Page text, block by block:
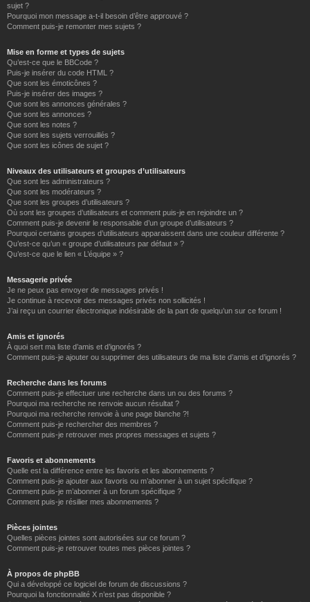
sujet ?
Pourquoi mon message a-t-il besoin d’être approuvé ?
Comment puis-je remonter mes sujets ?
Mise en forme et types de sujets
Qu’est-ce que le BBCode ?
Puis-je insérer du code HTML ?
Que sont les émoticônes ?
Puis-je insérer des images ?
Que sont les annonces générales ?
Que sont les annonces ?
Que sont les notes ?
Que sont les sujets verrouillés ?
Que sont les icônes de sujet ?
Niveaux des utilisateurs et groupes d’utilisateurs
Que sont les administrateurs ?
Que sont les modérateurs ?
Que sont les groupes d’utilisateurs ?
Où sont les groupes d’utilisateurs et comment puis-je en rejoindre un ?
Comment puis-je devenir le responsable d’un groupe d’utilisateurs ?
Pourquoi certains groupes d’utilisateurs apparaissent dans une couleur différente ?
Qu’est-ce qu’un « groupe d’utilisateurs par défaut » ?
Qu’est-ce que le lien « L’équipe » ?
Messagerie privée
Je ne peux pas envoyer de messages privés !
Je continue à recevoir des messages privés non sollicités !
J’ai reçu un courrier électronique indésirable de la part de quelqu’un sur ce forum !
Amis et ignorés
À quoi sert ma liste d’amis et d’ignorés ?
Comment puis-je ajouter ou supprimer des utilisateurs de ma liste d’amis et d’ignorés ?
Recherche dans les forums
Comment puis-je effectuer une recherche dans un ou des forums ?
Pourquoi ma recherche ne renvoie aucun résultat ?
Pourquoi ma recherche renvoie à une page blanche ?!
Comment puis-je rechercher des membres ?
Comment puis-je retrouver mes propres messages et sujets ?
Favoris et abonnements
Quelle est la différence entre les favoris et les abonnements ?
Comment puis-je ajouter aux favoris ou m’abonner à un sujet spécifique ?
Comment puis-je m’abonner à un forum spécifique ?
Comment puis-je résilier mes abonnements ?
Pièces jointes
Quelles pièces jointes sont autorisées sur ce forum ?
Comment puis-je retrouver toutes mes pièces jointes ?
À propos de phpBB
Qui a développé ce logiciel de forum de discussions ?
Pourquoi la fonctionnalité X n’est pas disponible ?